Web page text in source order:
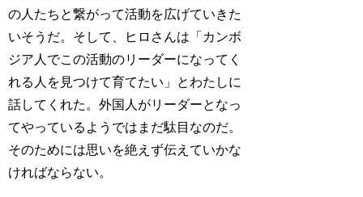
の人たちと繋がって活動を広げていきた
いそうだ。そして、ヒロさんは「カンボ
ジア人でこの活動のリーダーになってく
れる人を見つけて育てたい」とわたしに
話してくれた。外国人がリーダーとなっ
てやっているようではまだ駄目なのだ。
そのためには思いを絶えず伝えていかな
ければならない。